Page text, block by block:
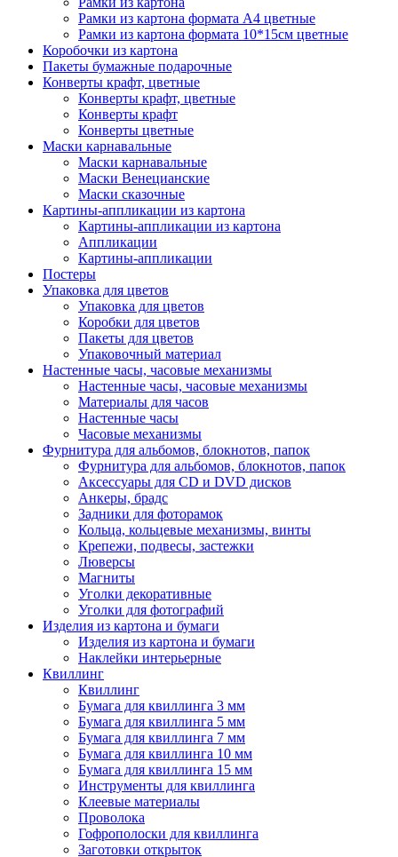
Рамки из картона формата А4 цветные
Рамки из картона формата 10*15см цветные
Коробочки из картона
Пакеты бумажные подарочные
Конверты крафт, цветные
Конверты крафт, цветные
Конверты крафт
Конверты цветные
Маски карнавальные
Маски карнавальные
Маски Венецианские
Маски сказочные
Картины-аппликации из картона
Картины-аппликации из картона
Аппликации
Картины-аппликации
Постеры
Упаковка для цветов
Упаковка для цветов
Коробки для цветов
Пакеты для цветов
Упаковочный материал
Настенные часы, часовые механизмы
Настенные часы, часовые механизмы
Материалы для часов
Настенные часы
Часовые механизмы
Фурнитура для альбомов, блокнотов, папок
Фурнитура для альбомов, блокнотов, папок
Аксессуары для CD и DVD дисков
Анкеры, брадс
Задники для фоторамок
Кольца, кольцевые механизмы, винты
Крепежи, подвесы, застежки
Люверсы
Магниты
Уголки декоративные
Уголки для фотографий
Изделия из картона и бумаги
Изделия из картона и бумаги
Наклейки интерьерные
Квиллинг
Квиллинг
Бумага для квиллинга 3 мм
Бумага для квиллинга 5 мм
Бумага для квиллинга 7 мм
Бумага для квиллинга 10 мм
Бумага для квиллинга 15 мм
Инструменты для квиллинга
Клеевые материалы
Проволока
Гофрополоски для квиллинга
Заготовки открыток